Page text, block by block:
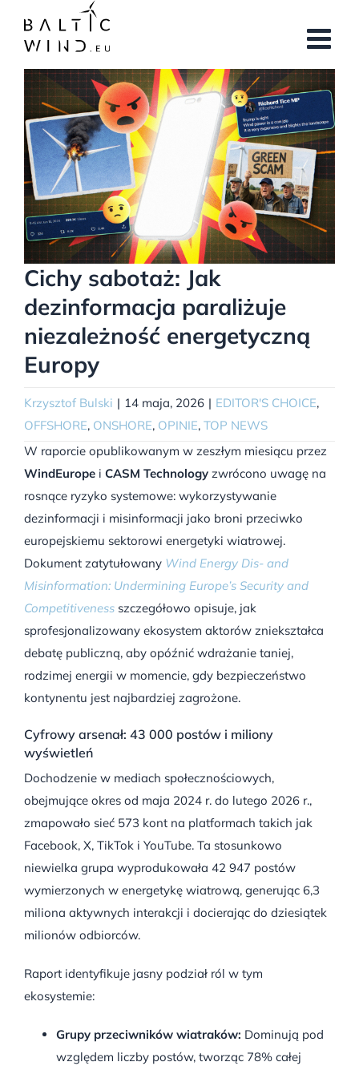
zawartości
Pokaż
większy
obrazek
Cichy sabotaż: Jak
dezinformacja paraliżuje
niezależność energetyczną
Europy
Krzysztof Bulski | 14 maja, 2026 | EDITOR'S CHOICE,
OFFSHORE, ONSHORE, OPINIE, TOP NEWS
W raporcie opublikowanym w zeszłym miesiącu przez
WindEurope i CASM Technology zwrócono uwagę na
rosnące ryzyko systemowe: wykorzystywanie
dezinformacji i misinformacji jako broni przeciwko
europejskiemu sektorowi energetyki wiatrowej.
Dokument zatytułowany Wind Energy Dis- and
Misinformation: Undermining Europe’s Security and
Competitiveness szczegółowo opisuje, jak
sprofesjonalizowany ekosystem aktorów zniekształca
debatę publiczną, aby opóźnić wdrażanie taniej,
rodzimej energii w momencie, gdy bezpieczeństwo
kontynentu jest najbardziej zagrożone.
Cyfrowy arsenał: 43 000 postów i miliony
wyświetleń
Dochodzenie w mediach społecznościowych,
obejmujące okres od maja 2024 r. do lutego 2026 r.,
zmapowało sieć 573 kont na platformach takich jak
Facebook, X, TikTok i YouTube. Ta stosunkowo
niewielka grupa wyprodukowała 42 947 postów
wymierzonych w energetykę wiatrową, generując 6,3
miliona aktywnych interakcji i docierając do dziesiątek
milionów odbiorców.
Raport identyfikuje jasny podział ról w tym
ekosystemie:
Grupy przeciwników wiatraków: Dominują pod
względem liczby postów, tworząc 78% całej